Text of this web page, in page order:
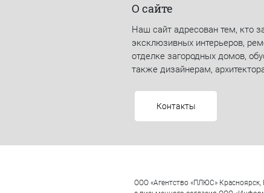
О сайте
Наш сайт адресован тем, кто
эксклюзивных интерьеров,
отделке загородных домов,
также дизайнерам,
Контакты
ООО «Агентство «ПЛЮС»